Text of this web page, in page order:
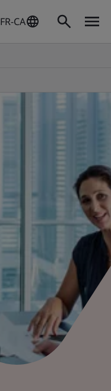
FR-CA